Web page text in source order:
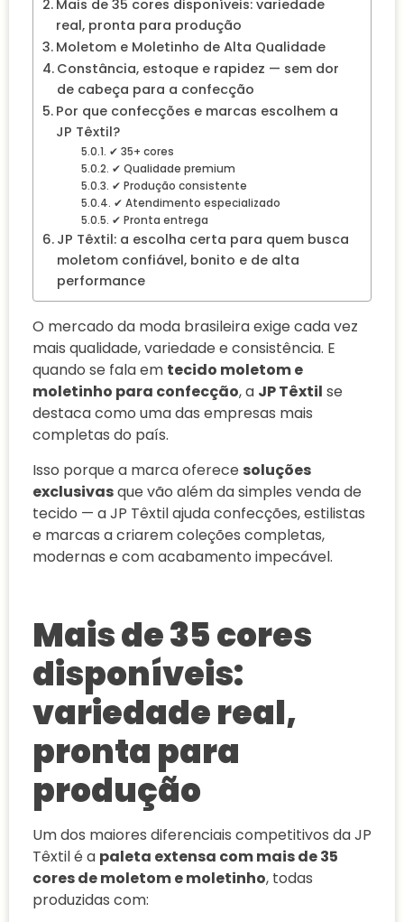
Mais de 35 cores disponíveis: variedade
real, pronta para produção
Moletom e Moletinho de Alta Qualidade
Constância, estoque e rapidez — sem dor
de cabeça para a confecção
Por que confecções e marcas escolhem a
JP Têxtil?
✔ 35+ cores
✔ Qualidade premium
✔ Produção consistente
✔ Atendimento especializado
✔ Pronta entrega
JP Têxtil: a escolha certa para quem busca
moletom confiável, bonito e de alta
performance
O mercado da moda brasileira exige cada vez
mais qualidade, variedade e consistência. E
quando se fala em tecido moletom e
moletinho para confecção, a JP Têxtil se
destaca como uma das empresas mais
completas do país.
Isso porque a marca oferece soluções
exclusivasque vão além da simples venda de
tecido — a JP Têxtil ajuda confecções, estilistas
e marcas a criarem coleções completas,
modernas e com acabamento impecável.
Mais de 35 cores
disponíveis:
variedade real,
pronta para
produção
Um dos maiores diferenciais competitivos da JP
Têxtil é a paleta extensa com mais de 35
cores de moletom e moletinho, todas
produzidas com: